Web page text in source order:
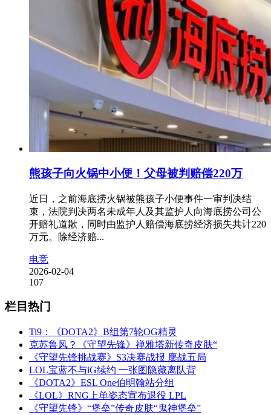
熊孩子向火锅中小便！父母被判赔偿220万
近日，之前海底捞火锅被熊孩子小便事件一审判决结
束，法院判决两名未成年人及其监护人向海底捞公司公
开赔礼道歉，同时由监护人赔偿海底捞经济损失共计220
万元。除经济赔...
电竞
2026-02-04
107
栏目热门
Ti9：《DOTA2》B组第7轮OG精灵
克苏鲁风？《守望先锋》禅雅塔新传奇皮肤“
《守望先锋挑战赛》S3决赛战报 鏖战五局
LOL宝蓝不与iG续约 一张图隐藏离队背
《DOTA2》ESL One伯明翰站分组
《LOL》RNG上单姿态宣布退役 LPL
《守望先锋》“堡垒”传奇皮肤“鬼神堡垒”